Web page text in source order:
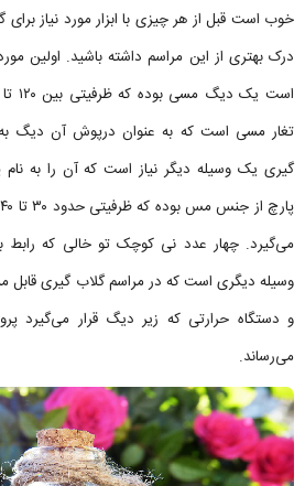
خوب است قبل از هر چیزی با ابزار مورد نیاز برای
درک بهتری از این مراسم داشته باشید. اولین
تغار مسی است که به عنوان درپوش آن دیگ به
گیری یک وسیله دیگر نیاز است که آن را به
می‌گیرد. چهار عدد نی کوچک تو خالی که رابط
وسیله دیگری است که در مراسم گلاب گیری
و دستگاه حرارتی که زیر دیگ قرار می‌گیرد
می‌رساند.